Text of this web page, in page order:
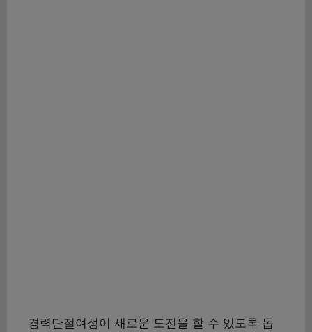
경력단절여성이 새로운 도전을 할 수 있도록 돕